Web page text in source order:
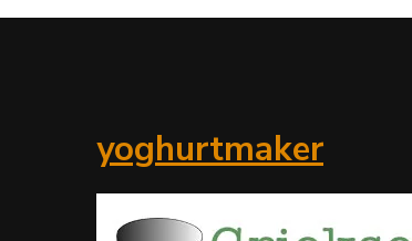
yoghurtmaker